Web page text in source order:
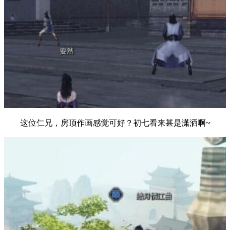
这位仁兄，房顶作画感觉可好？初七看来甚是潇洒啊~